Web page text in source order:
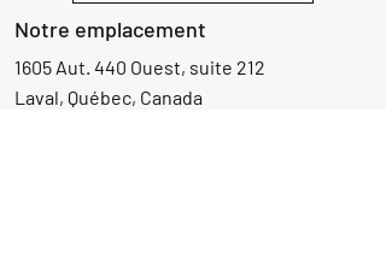
Notre emplacement
1605 Aut. 440 Ouest, suite 212
Laval, Québec, Canada